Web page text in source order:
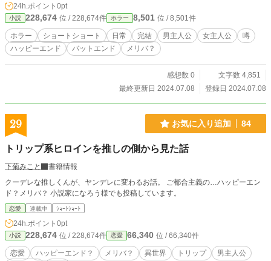
24h.ポイント 0pt
小説 228,674 位 / 228,674件 ホラー 8,501 位 / 8,501件
ホラー ショートショート 日常 完結 男主人公 女主人公
噂
ハッピーエンド
バットエンド メリバ？
感想数 0
文字数 4,851
最終更新日 2024.07.08
登録日 2024.07.08
29 お気に入り追加 84
トリップ系ヒロインを推しの側から見た話
下菊みこと
書籍情報
クーデレな推しくんが、ヤンデレに変わるお話。 ご都合主義の…ハッピーエン
ド？メリバ？ 小説家になろう様でも投稿しています。
恋愛 連載中 ｼｮｰﾄｼｮｰﾄ
24h.ポイント 0pt
小説 228,674 位 / 228,674件 恋愛 66,340 位 / 66,340件
恋愛 ハッピーエンド？ メリバ？ 異世界 トリップ
男主人公